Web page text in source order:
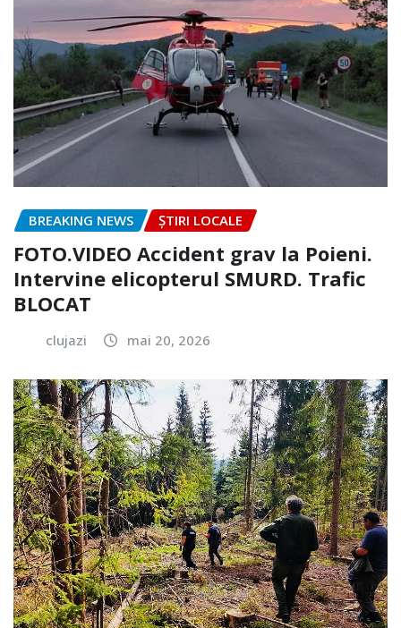
BREAKING NEWS ȘTIRI LOCALE
FOTO.VIDEO Accident grav la Poieni.
Intervine elicopterul SMURD. Trafic
BLOCAT
clujazi mai 20, 2026